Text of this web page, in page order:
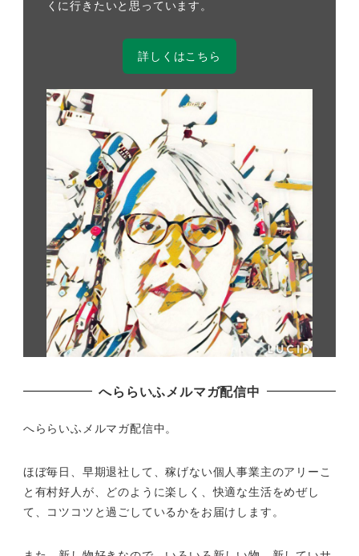
くに行きたいと思っています。
詳しくはこちら
へららいふメルマガ配信中
へららいふメルマガ配信中。
ほぼ毎日、早期退社して、稼げない個人事業主のアリーこ
と有村好人が、どのように楽しく、快適な生活をめぜし
て、 コツコツと過ごしているかをお届けします。